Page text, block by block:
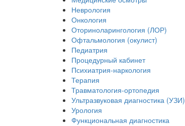
Неврология
Онкология
Оториноларингология (ЛОР)
Офтальмология (окулист)
Педиатрия
Процедурный кабинет
Психиатрия-наркология
Терапия
Травматология-ортопедия
Ультразвуковая диагностика (УЗИ)
Урология
Функциональная диагностика